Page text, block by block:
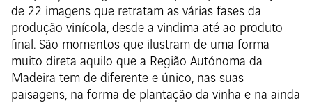
de 22 imagens que retratam as várias fases da
produção vinícola, desde a vindima até ao produto
final. São momentos que ilustram de uma forma
muito direta aquilo que a Região Autónoma da
Madeira tem de diferente e único, nas suas
paisagens, na forma de plantação da vinha e na ainda